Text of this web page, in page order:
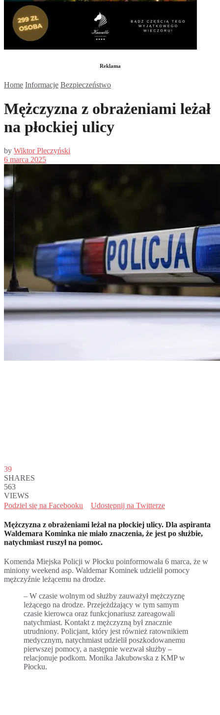
Reklama
Home Informacje Bezpieczeństwo
Mężczyzna z obrażeniami leżał
na płockiej ulicy
by Wiktor Pleczyński
6 marca 2025
39
SHARES
563
VIEWS
Podziel się na Facebooku
Udostępnij na Twitterze
Mężczyzna z obrażeniami leżał na płockiej ulicy. Dla aspiranta
Waldemara Kominka nie miało znaczenia, że jest po służbie,
natychmiast ruszył na pomoc.
Komenda Miejska Policji w Płocku poinformowała 6 marca, że w
miniony weekend asp. Waldemar Kominek udzielił pomocy
mężczyźnie leżącemu na drodze.
– W czasie wolnym od służby zauważył mężczyznę
leżącego na drodze. Przejeżdżający w tym samym
czasie kierowca oraz funkcjonariusz zareagowali
natychmiast. Kontakt z mężczyzną był znacznie
utrudniony. Policjant, który jest również ratownikiem
medycznym, natychmiast udzielił poszkodowanemu
pierwszej pomocy, a następnie wezwał służby –
relacjonuje podkom. Monika Jakubowska z KMP w
Płocku.